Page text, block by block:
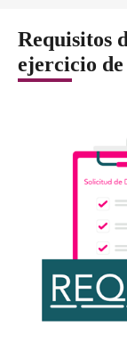
Requisitos
ejercicio de